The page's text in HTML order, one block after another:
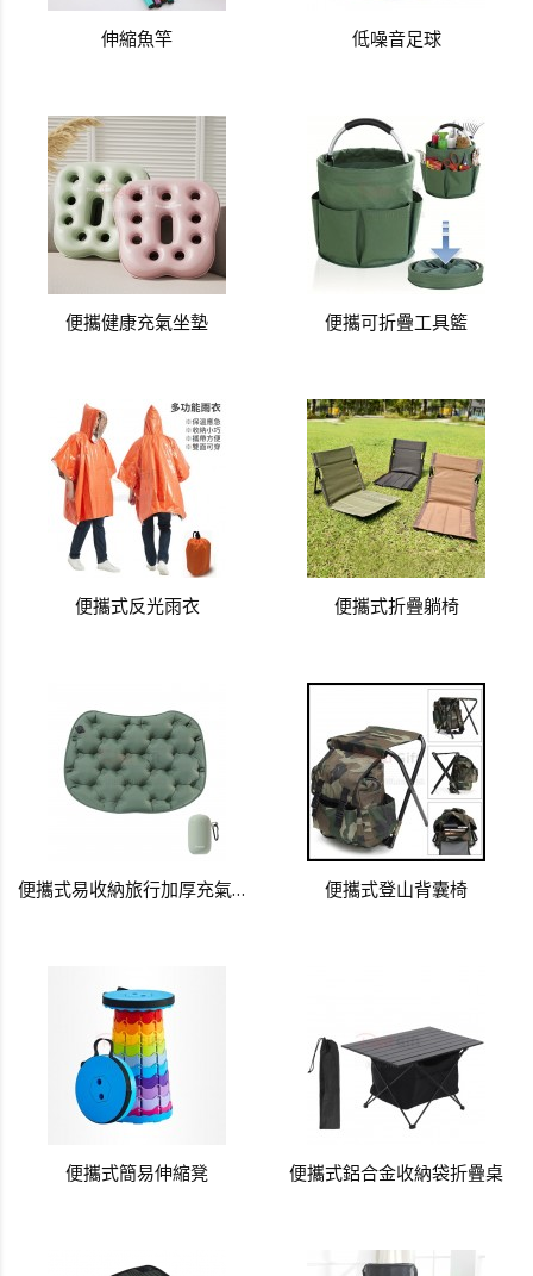
伸縮魚竿 低噪音足球
便攜健康充氣坐墊 便攜可折疊工具籃
便攜式反光雨衣 便攜式折疊躺椅
便攜式易收納旅行加厚充氣坐墊 便攜式登山背囊椅
便攜式簡易伸縮凳 便攜式鋁合金收納袋折疊桌